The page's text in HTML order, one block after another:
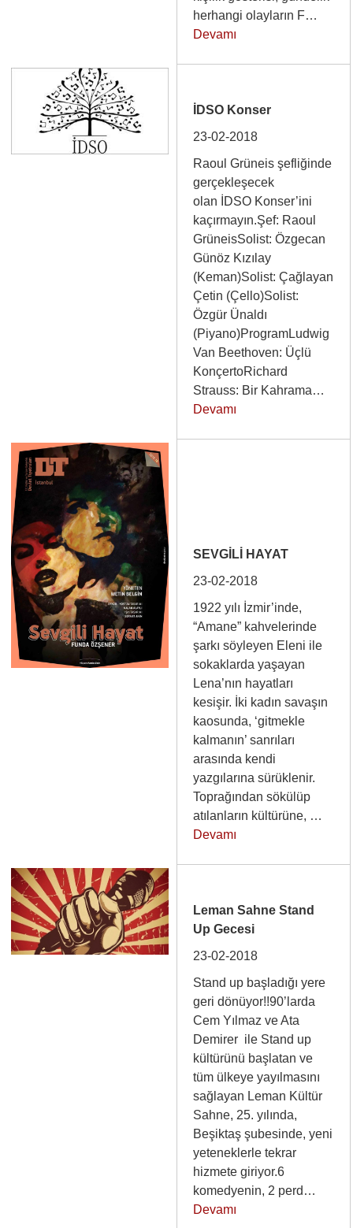
herhangi olayların F…
Devamı
İDSO Konser
23-02-2018
Raoul Grüneis şefliğinde
gerçekleşecek
olan İDSO Konser’ini
kaçırmayın.Şef: Raoul
GrüneisSolist: Özgecan
Günöz Kızılay
(Keman)Solist: Çağlayan
Çetin (Çello)Solist:
Özgür Ünaldı
(Piyano)ProgramLudwig
Van Beethoven: Üçlü
KonçertoRichard
Strauss: Bir Kahrama…
Devamı
SEVGİLİ HAYAT
23-02-2018
1922 yılı İzmir’inde,
“Amane” kahvelerinde
şarkı söyleyen Eleni ile
sokaklarda yaşayan
Lena’nın hayatları
kesişir. İki kadın savaşın
kaosunda, ‘gitmekle
kalmanın’ sanrıları
arasında kendi
yazgılarına sürüklenir.
Toprağından sökülüp
atılanların kültürüne, …
Devamı
Leman Sahne Stand
Up Gecesi
23-02-2018
Stand up başladığı yere
geri dönüyor!!90’larda
Cem Yılmaz ve Ata
Demirer ile Stand up
kültürünü başlatan ve
tüm ülkeye yayılmasını
sağlayan Leman Kültür
Sahne, 25. yılında,
Beşiktaş şubesinde, yeni
yeteneklerle tekrar
hizmete giriyor.6
komedyenin, 2 perd…
Devamı